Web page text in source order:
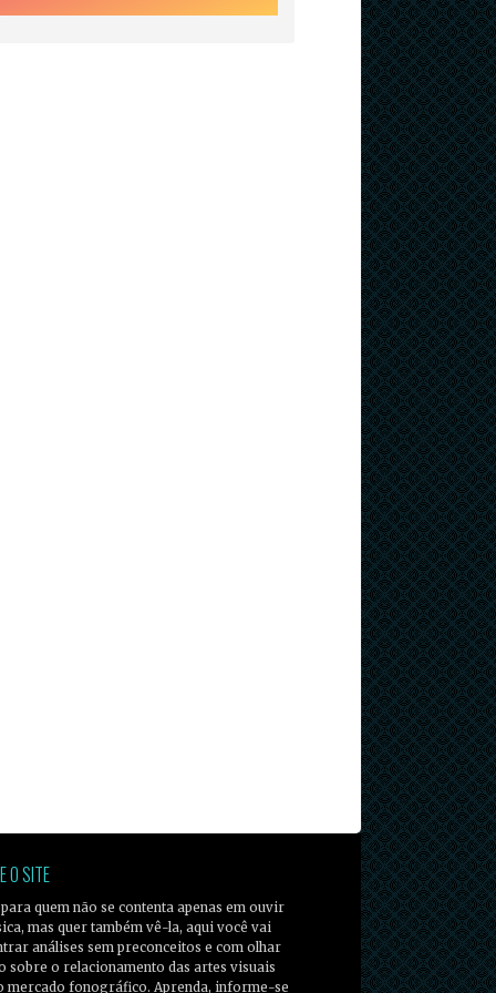
O SITE
quem não se contenta apenas em ouvir
mas quer também vê-la, aqui você vai
análises sem preconceitos e com olhar
sobre o relacionamento das artes visuais
mercado fonográfico. Aprenda, informe-se